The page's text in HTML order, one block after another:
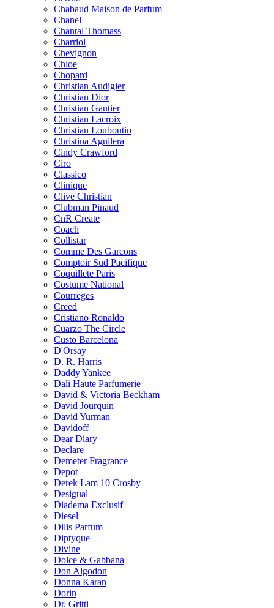
Chabaud Maison de Parfum
Chanel
Chantal Thomass
Charriol
Chevignon
Chloe
Chopard
Christian Audigier
Christian Dior
Christian Gautier
Christian Lacroix
Christian Louboutin
Christina Aguilera
Cindy Crawford
Ciro
Classico
Clinique
Clive Christian
Clubman Pinaud
CnR Create
Coach
Collistar
Comme Des Garcons
Comptoir Sud Pacifique
Coquillete Paris
Costume National
Courreges
Creed
Cristiano Ronaldo
Cuarzo The Circle
Custo Barcelona
D'Orsay
D. R. Harris
Daddy Yankee
Dali Haute Parfumerie
David & Victoria Beckham
David Jourquin
David Yurman
Davidoff
Dear Diary
Declare
Demeter Fragrance
Depot
Derek Lam 10 Crosby
Desigual
Diadema Exclusif
Diesel
Dilis Parfum
Diptyque
Divine
Dolce & Gabbana
Don Algodon
Donna Karan
Dorin
Dr. Gritti